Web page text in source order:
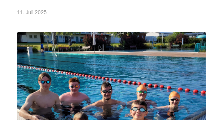
11. Juli 2025